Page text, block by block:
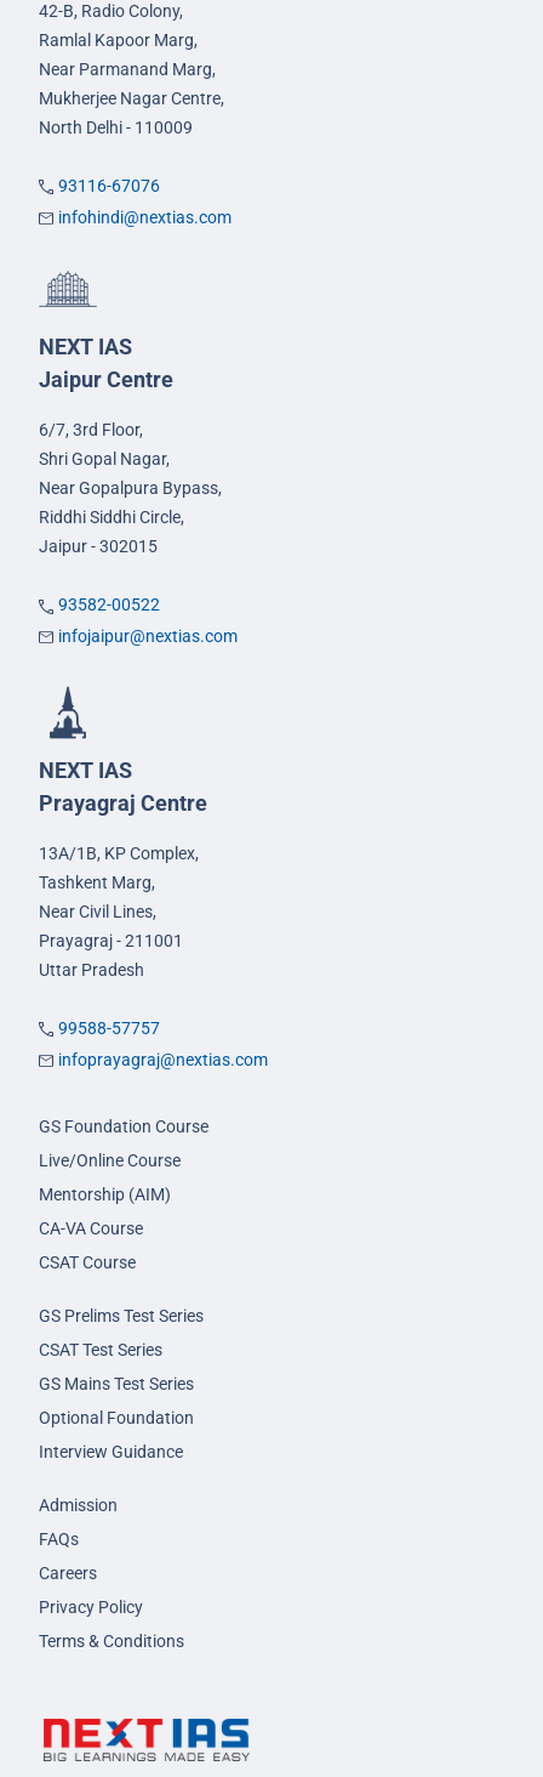
42-B, Radio Colony,
Ramlal Kapoor Marg,
Near Parmanand Marg,
Mukherjee Nagar Centre,
North Delhi - 110009
93116-67076
infohindi@nextias.com
NEXT IAS
Jaipur Centre
6/7, 3rd Floor,
Shri Gopal Nagar,
Near Gopalpura Bypass,
Riddhi Siddhi Circle,
Jaipur - 302015
93582-00522
infojaipur@nextias.com
NEXT IAS
Prayagraj Centre
13A/1B, KP Complex,
Tashkent Marg,
Near Civil Lines,
Prayagraj - 211001
Uttar Pradesh
99588-57757
infoprayagraj@nextias.com
GS Foundation Course
Live/Online Course
Mentorship (AIM)
CA-VA Course
CSAT Course
GS Prelims Test Series
CSAT Test Series
GS Mains Test Series
Optional Foundation
Interview Guidance
Admission
FAQs
Careers
Privacy Policy
Terms & Conditions